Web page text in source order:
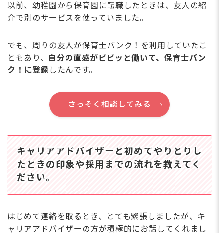
以前、幼稚園から保育園に転職したときは、友人の紹
介で別のサービスを使っていました。
でも、周りの友人が保育士バンク！を利用していたこ
ともあり、
自分の直感がビビッと働いて、保育士バン
ク！に登録 したんです。
さっそく相談してみる
キャリアアドバイザーと初めてやりとりし
たときの印象や採用までの流れを教えてく
ださい。
はじめて連絡を取るとき、とても緊張しましたが、キ
ャリアアドバイザーの方が積極的にお話してくれまし